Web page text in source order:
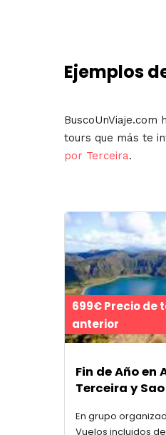
Ejemplos
tours que más te
por Terceira.
699€ Precio de
anterior
Fin de Año en
Terceira y
En grupo
Vuelos incluidos